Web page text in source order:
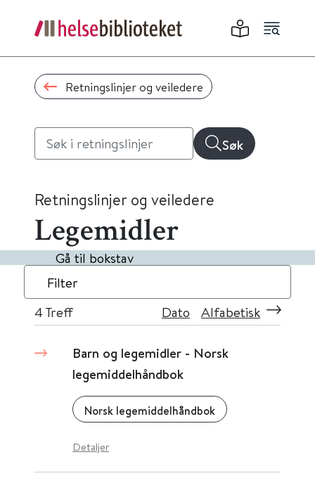
Retningslinjer og veiledere
Søk
Retningslinjer og veiledere
Legemidler
Gå til bokstav
Filter
4 Treff Dato Alfabetisk
Barn og legemidler - Norsk
legemiddelhåndbok
Norsk legemiddelhåndbok
Detaljer